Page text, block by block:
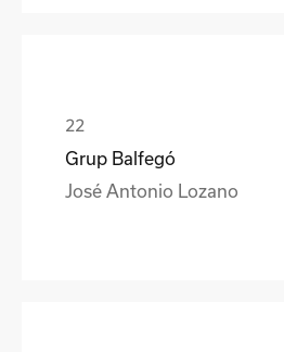
Grup Balfegó
José Antonio Lozano